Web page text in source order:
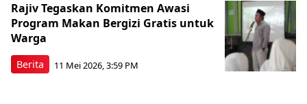
Berita
Rajiv Tegaskan Komitmen Awasi
Program Makan Bergizi Gratis untuk
Warga
11 Mei 2026, 3:59 PM